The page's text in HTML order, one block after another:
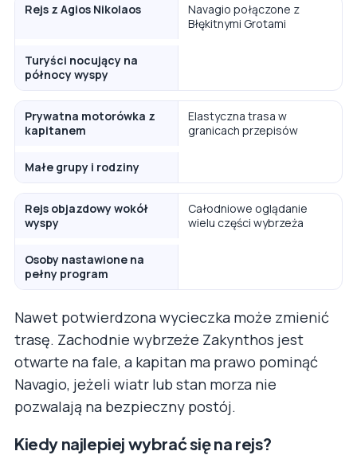
Rejs z Agios Nikolaos
Navagio połączone z
Błękitnymi Grotami
Turyści nocujący na
północy wyspy
Prywatna motorówka z
kapitanem
Elastyczna trasa w
granicach przepisów
Małe grupy i rodziny
Rejs objazdowy wokół
wyspy
Całodniowe oglądanie
wielu części wybrzeża
Osoby nastawione na
pełny program
Nawet potwierdzona wycieczka może zmienić
trasę. Zachodnie wybrzeże Zakynthos jest
otwarte na fale, a kapitan ma prawo pominąć
Navagio, jeżeli wiatr lub stan morza nie
pozwalają na bezpieczny postój.
Kiedy najlepiej wybrać się na rejs?